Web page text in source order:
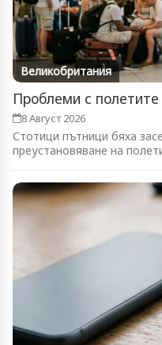
Великобритания
Проблеми с
8 Август 2026
Стотици пътници бяха
преустановяване на